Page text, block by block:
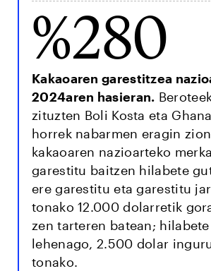
%280
Kakaoaren garestitzea
2024aren hasieran.
zituzten Boli Kosta eta
horrek nabarmen eragin zion
kakaoaren nazioarteko
garestitu baitzen hilabete
ere garestitu eta garestitu
tonako 12.000 dolarretik
zen tarteren batean;
lehenago, 2.500 dolar
tonako.